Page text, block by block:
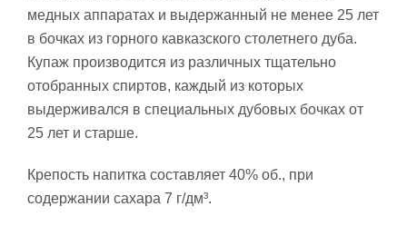
медных аппаратах и выдержанный не менее 25 лет
в бочках из горного кавказского столетнего дуба.
Купаж производится из различных тщательно
отобранных спиртов, каждый из которых
выдерживался в специальных дубовых бочках от
25 лет и старше.
Крепость напитка составляет 40% об., при
содержании сахара 7 г/дм³.